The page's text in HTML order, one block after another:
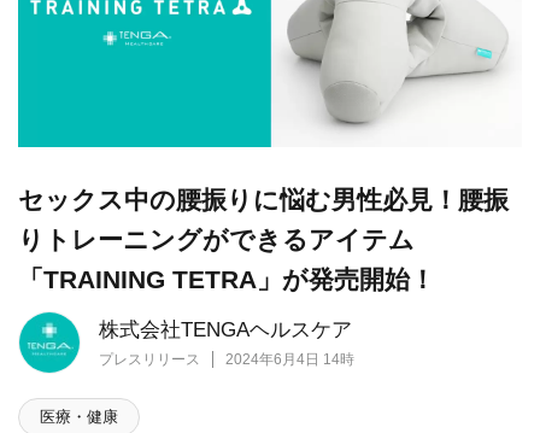
株式会社TENGAヘルスケア
プレスリリース 2024年6月4日 14時
セックス中の腰振りに悩む男性必見！腰振
りトレーニングができるアイテム
「TRAINING TETRA」が発売開始！
医療・健康